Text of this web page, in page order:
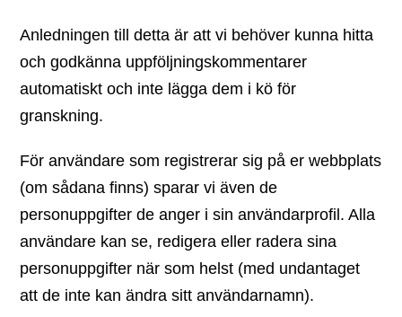
Anledningen till detta är att vi behöver kunna hitta
och godkänna uppföljningskommentarer
automatiskt och inte lägga dem i kö för
granskning.
För användare som registrerar sig på er webbplats
(om sådana finns) sparar vi även de
personuppgifter de anger i sin användarprofil. Alla
användare kan se, redigera eller radera sina
personuppgifter när som helst (med undantaget
att de inte kan ändra sitt användarnamn).